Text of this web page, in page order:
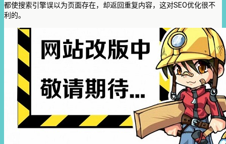
都使搜索引擎误以为页面存在，却返回重复内容，这对SEO优化很不
利的。